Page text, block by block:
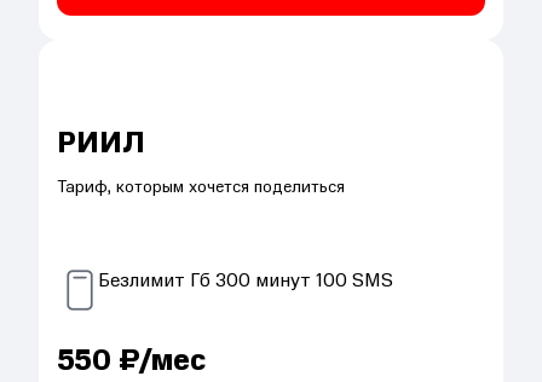
РИИЛ
Тариф, которым хочется поделиться
Безлимит Гб 300 минут 100SMS
550 ₽/мес